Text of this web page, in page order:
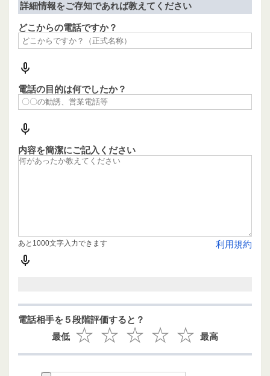
詳細情報をご存知であれば教えてください
どこからの電話ですか？
電話の目的は何でしたか？
内容を簡潔にご記入ください
利用規約
あと1000文字入力できます
電話相手を５段階評価すると？
最低
最高